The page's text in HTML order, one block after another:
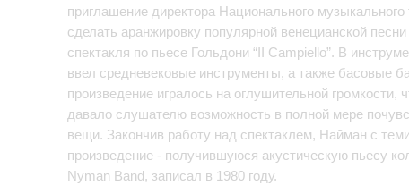
приглашение директора Национального
сделать аранжировку популярной венецианской
спектакля по пьесе Гольдони “II Campiello”. В
ввел средневековые инструменты, а также басовые
произведение игралось на оглушительной
давало слушателю возможность в полной мере
вещи. Закончив работу над спектаклем, Найман с
произведение - получившуюся акустическую пьесу
Nyman Band, записал в 1980 году.